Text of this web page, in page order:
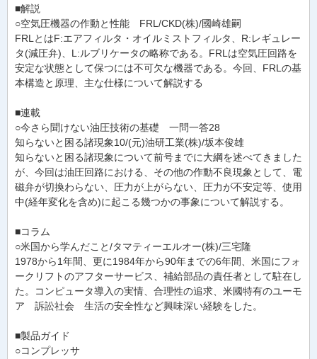
■解説
○空気圧機器の作動と性能 FRL/CKD(株)/國崎雄嗣
FRLとはF:エアフィルタ・オイルミストフィルタ、R:レギュレー
タ(減圧弁)、L:ルブリケータの略称である。FRLは空気圧回路を
安定な状態として保つには不可欠な機器である。今回、FRLの基
本構造と原理、主な仕様について解説する
■連載
○今さら聞けない油圧技術の基礎 一問一答28
知らないと困る諸現象10/(元)油研工業(株)/坂本俊雄
知らないと困る諸現象について前号までに大綱を述べてきました
が、今回は油圧回路における、その他の作動不良現象として、電
磁弁が切換わらない、圧力が上がらない、圧力が不安定等、使用
中(経年変化を含め)に起こる幾つかの事象について解説する。
■コラム
○米国から学んだこと/タマティーエルオー(株)/三宅隆
1978から1年間、更に1984年から90年までの6年間、米国にフォ
ークリフトのアフターサービス、補給部品の責任者として駐在し
た。コンピュータ導入の実情、合理性の追求、米國特有のユーモ
ア 訴訟社会 生活の安全性など興味深い経験をした。
■製品ガイド
○コンプレッサ